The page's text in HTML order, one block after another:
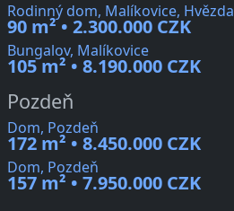
Rodinný dom, Malíkovice, Hvězda
90 m² • 2.300.000 CZK
Bungalov, Malíkovice
105 m² • 8.190.000 CZK
Pozdeň
Dom, Pozdeň
172 m² • 8.450.000 CZK
Dom, Pozdeň
157 m² • 7.950.000 CZK